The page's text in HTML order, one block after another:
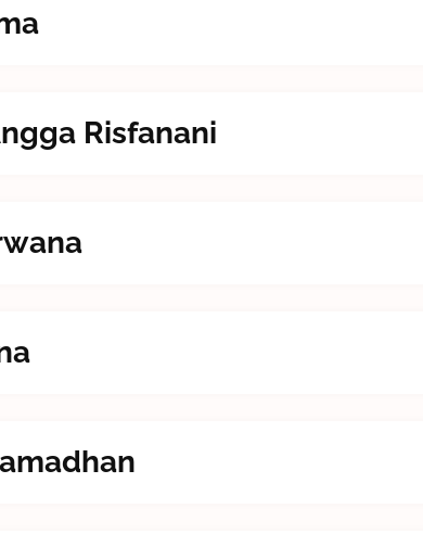
Risfanani